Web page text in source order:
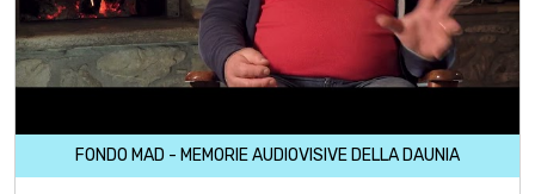
FONDO MAD - MEMORIE AUDIOVISIVE DELLA DAUNIA